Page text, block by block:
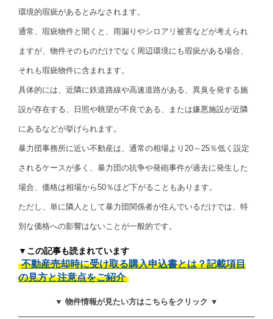
環境的瑕疵があるとみなされます。
通常、瑕疵物件と聞くと、雨漏りやシロアリ被害などが考えられ
ますが、物件そのものだけでなく周辺環境にも瑕疵がある場合、
それも瑕疵物件に含まれます。
具体的には、近隣に鉄道路線や高速道路がある、異臭を発する施
設が存在する、日照や眺望が不良である、または嫌悪施設が近隣
にあるなどが挙げられます。
暴力団事務所に近い不動産は、通常の相場より20～25％低く設定
されるケースが多く、暴力団の抗争や発砲事件が過去に発生した
場合、価格は相場から50％ほど下がることもあります。
ただし、単に隣人として暴力団関係者が住んでいるだけでは、特
別な価格への影響はないことが一般的です。
▼この記事も読まれています
不動産売却時に受け取る購入申込書とは？記載項目
の見方と注意点をご紹介
▼ 物件情報が見たい方はこちらをクリック ▼